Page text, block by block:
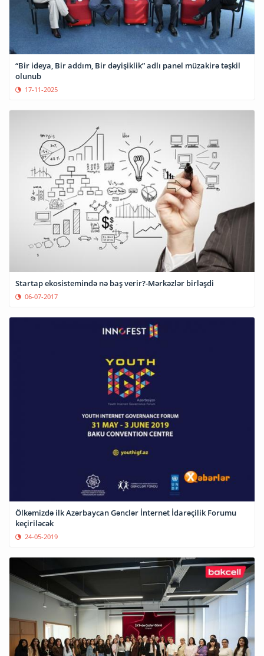
“Bir ideya, Bir addım, Bir dəyişiklik” adlı panel müzakirə təşkil
olunub
17-11-2025
Startap ekosistemində nə baş verir?-Mərkəzlər birləşdi
06-07-2017
Ölkəmizdə ilk Azərbaycan Gənclər İnternet İdarəçilik Forumu
keçiriləcək
24-05-2019